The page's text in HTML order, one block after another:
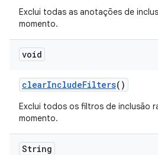
Exclui todas as anotações de
momento.
void
clearIncludeFilters()
Exclui todos os filtros de inclusão
momento.
String